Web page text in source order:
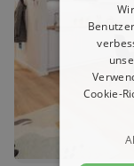
Cookie-